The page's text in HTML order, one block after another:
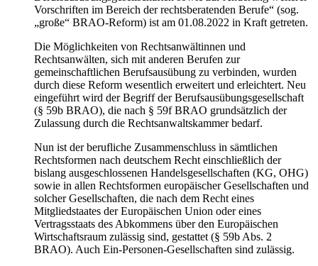
Vorschriften im Bereich der rechtsberatenden Berufe“ (sog.
„große“ BRAO-Reform) ist am 01.08.2022 in Kraft getreten.
Die Möglichkeiten von Rechtsanwältinnen und
Rechtsanwälten, sich mit anderen Berufen zur
gemeinschaftlichen Berufsausübung zu verbinden, wurden
durch diese Reform wesentlich erweitert und erleichtert. Neu
eingeführt wird der Begriff der Berufsausübungsgesellschaft
(§ 59b BRAO), die nach § 59f BRAO grundsätzlich der
Zulassung durch die Rechtsanwaltskammer bedarf.
Nun ist der berufliche Zusammenschluss in sämtlichen
Rechtsformen nach deutschem Recht einschließlich der
bislang ausgeschlossenen Handelsgesellschaften (KG, OHG)
sowie in allen Rechtsformen europäischer Gesellschaften und
solcher Gesellschaften, die nach dem Recht eines
Mitgliedstaates der Europäischen Union oder eines
Vertragsstaats des Abkommens über den Europäischen
Wirtschaftsraum zulässig sind, gestattet (§ 59b Abs. 2
BRAO). Auch Ein-Personen-Gesellschaften sind zulässig.